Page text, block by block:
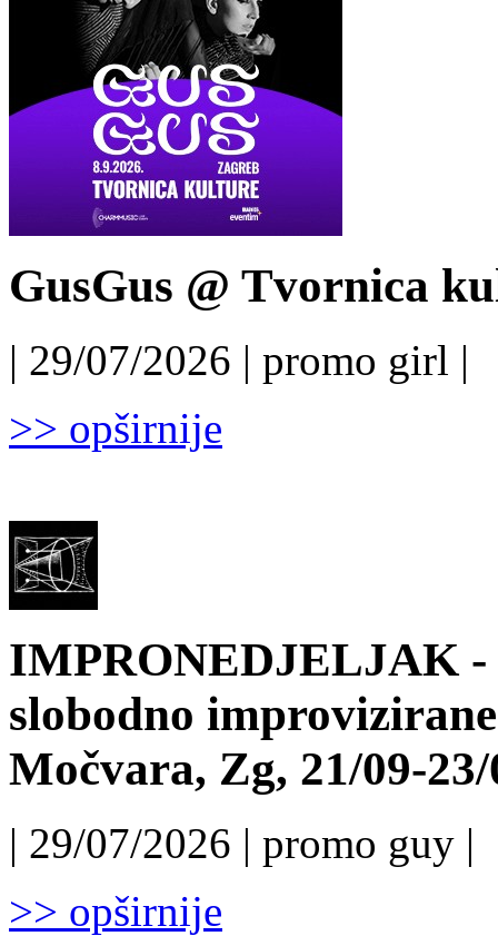
GusGus @ Tvornica
| 29/07/2026 | promo girl |
>> opširnije
IMPRONEDJELJAK -
slobodno
Močvara, Zg, 21/09-23/
| 29/07/2026 | promo guy |
>> opširnije